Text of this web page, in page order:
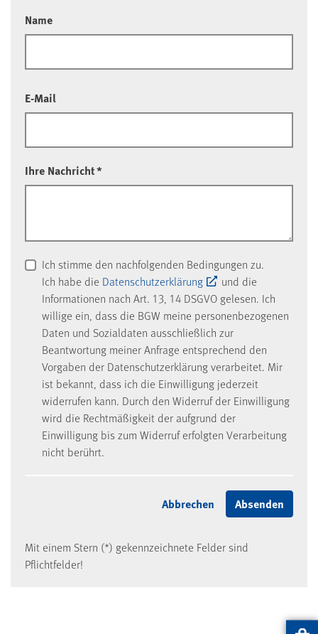
Name
E-Mail
Ihre Nachricht*
Ich stimme den nachfolgenden Bedingungen zu.
Ich habe die Datenschutzerklärung
und die
Informationen nach Art. 13, 14 DSGVO gelesen. Ich
willige ein, dass die BGW meine personenbezogenen
Daten und Sozialdaten ausschließlich zur
Beantwortung meiner Anfrage entsprechend den
Vorgaben der Datenschutzerklärung verarbeitet. Mir
ist bekannt, dass ich die Einwilligung jederzeit
widerrufen kann. Durch den Widerruf der Einwilligung
wird die Rechtmäßigkeit der aufgrund der
Einwilligung bis zum Widerruf erfolgten Verarbeitung
nicht berührt.
Mit einem Stern (*) gekennzeichnete Felder sind
Pflichtfelder!